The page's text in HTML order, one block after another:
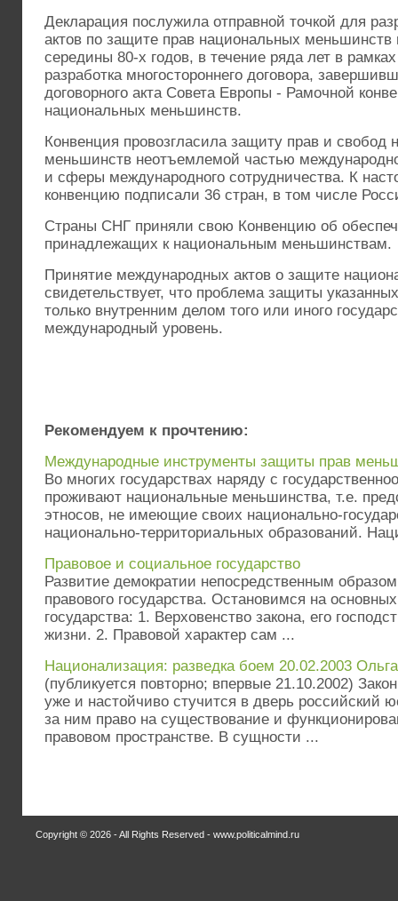
Декларация послужила отправной точкой для
актов по защите прав национальных
середины 80-х годов, в течение ряда лет в
разработка многостороннего договора,
договорного акта Совета Европы - Рамочной
национальных меньшинств.
Конвенция провозгласила защиту прав и свобод
меньшинств неотъемлемой частью
и сферы международного сотрудничества. К
конвенцию подписали 36 стран, в том числе
Страны СНГ приняли свою Конвенцию об
принадлежащих к национальным меньшинствам.
Принятие международных актов о защите
свидетельствует, что проблема защиты
только внутренним делом того или иного
международный уровень.
Рекомендуем к прочтению:
Международные инструменты защиты прав
Во многих государствах наряду с
проживают национальные меньшинства, т.е.
этносов, не имеющие своих национально-
национально-территориальных образований.
Правовое и социальное государство
Развитие демократии непосредственным
правового государства. Остановимся на
государства: 1. Верховенство закона, его
жизни. 2. Правовой характер сам ...
Национализация: разведка боем 20.02.2003
(публикуется повторно; впервые 21.10.2002)
уже и настойчиво стучится в дверь российский
за ним право на существование и
правовом пространстве. В сущности ...
Copyright © 2026 - All Rights Reserved - www.politicalmind.ru